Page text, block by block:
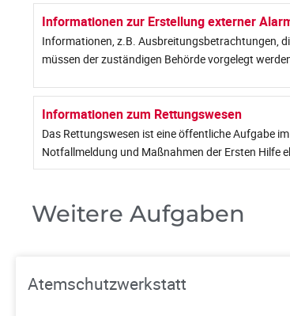
Informationen zur Erstellung externer
Informationen, z.B. Ausbreitungsbetrachtungen,
müssen der zuständigen Behörde vorgelegt
Informationen zum Rettungswesen
Das Rettungswesen ist eine öffentliche Aufgabe
Notfallmeldung und Maßnahmen der Ersten Hilfe
Weitere Aufgaben
Atemschutzwerkstatt